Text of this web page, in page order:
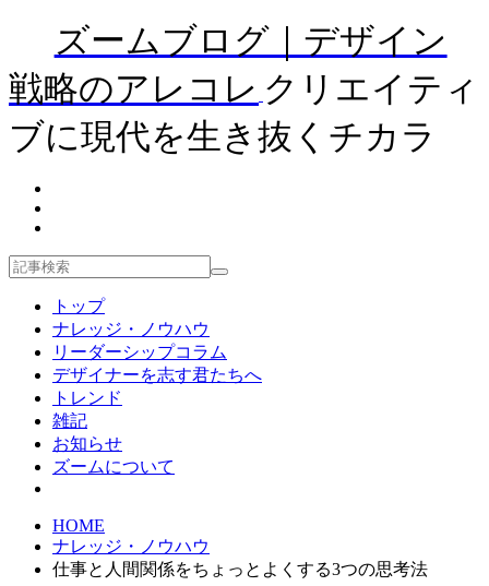
ズームブログ｜デザイン
戦略のアレコレ クリエイティ
ブに現代を生き抜くチカラ
トップ
ナレッジ・ノウハウ
リーダーシップコラム
デザイナーを志す君たちへ
トレンド
雑記
お知らせ
ズームについて
HOME
ナレッジ・ノウハウ
仕事と人間関係をちょっとよくする3つの思考法